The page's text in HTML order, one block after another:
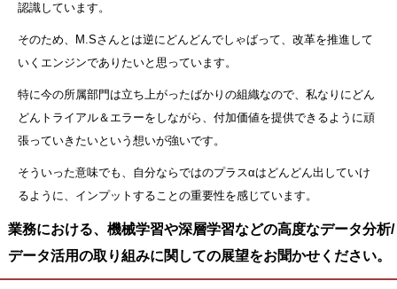
認識しています。
そのため、M.Sさんとは逆にどんどんでしゃばって、改革を推進して
いくエンジンでありたいと思っています。
特に今の所属部門は立ち上がったばかりの組織なので、私なりにどん
どんトライアル＆エラーをしながら、付加価値を提供できるように頑
張っていきたいという想いが強いです。
そういった意味でも、自分ならではのプラスαはどんどん出していけ
るように、インプットすることの重要性を感じています。
業務における、機械学習や深層学習などの高度なデータ分析/
データ活用の取り組みに関しての展望をお聞かせください。